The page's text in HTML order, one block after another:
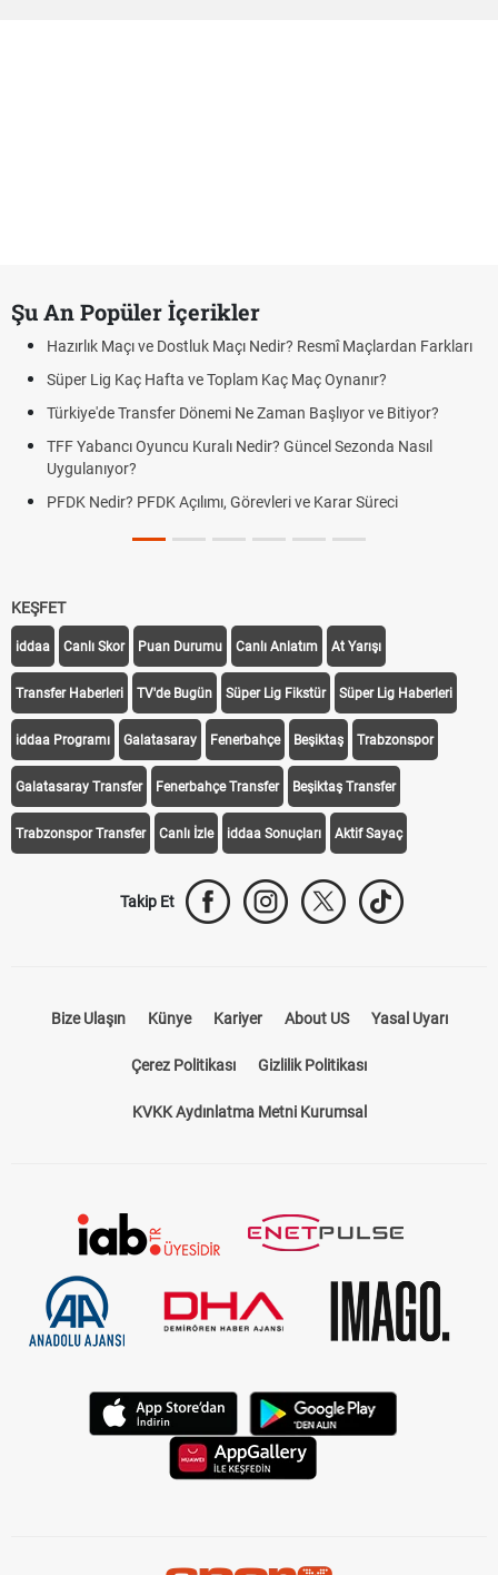
Şu An Popüler İçerikler
Hazırlık Maçı ve Dostluk Maçı Nedir? Resmî Maçlardan Farkları
Süper Lig Kaç Hafta ve Toplam Kaç Maç Oynanır?
Türkiye'de Transfer Dönemi Ne Zaman Başlıyor ve Bitiyor?
TFF Yabancı Oyuncu Kuralı Nedir? Güncel Sezonda Nasıl
Uygulanıyor?
PFDK Nedir? PFDK Açılımı, Görevleri ve Karar Süreci
KEŞFET
iddaa Canlı Skor Puan Durumu Canlı Anlatım At Yarışı
Transfer Haberleri TV'de Bugün Süper Lig Fikstür Süper Lig Haberleri
iddaa Programı Galatasaray Fenerbahçe Beşiktaş Trabzonspor
Galatasaray Transfer Fenerbahçe Transfer Beşiktaş Transfer
Trabzonspor Transfer Canlı İzle iddaa Sonuçları Aktif Sayaç
Takip Et
Bize Ulaşın Künye Kariyer About US Yasal Uyarı
Çerez Politikası Gizlilik Politikası
KVKK Aydınlatma Metni Kurumsal